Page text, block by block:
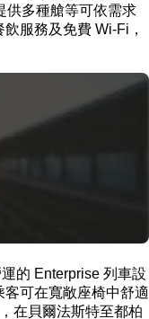
供多種艙等可依需求
服務及免費 Wi-Fi，
的 Enterprise 列車設
可在寬敞座椅中舒適
在貝爾法斯特至都柏